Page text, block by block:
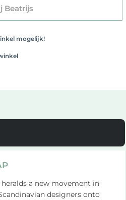
Beatrijs
mogelijk!
a new movement in
designers onto